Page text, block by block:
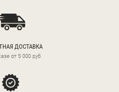
ДОСТАВКА
от 5 000 руб